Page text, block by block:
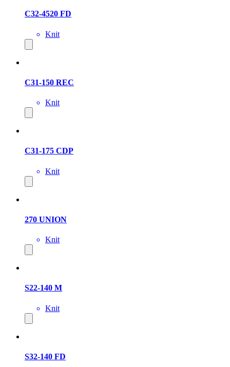
C32-4520 FD
Knit
C31-150 REC
Knit
C31-175 CDP
Knit
270 UNION
Knit
S22-140 M
Knit
S32-140 FD